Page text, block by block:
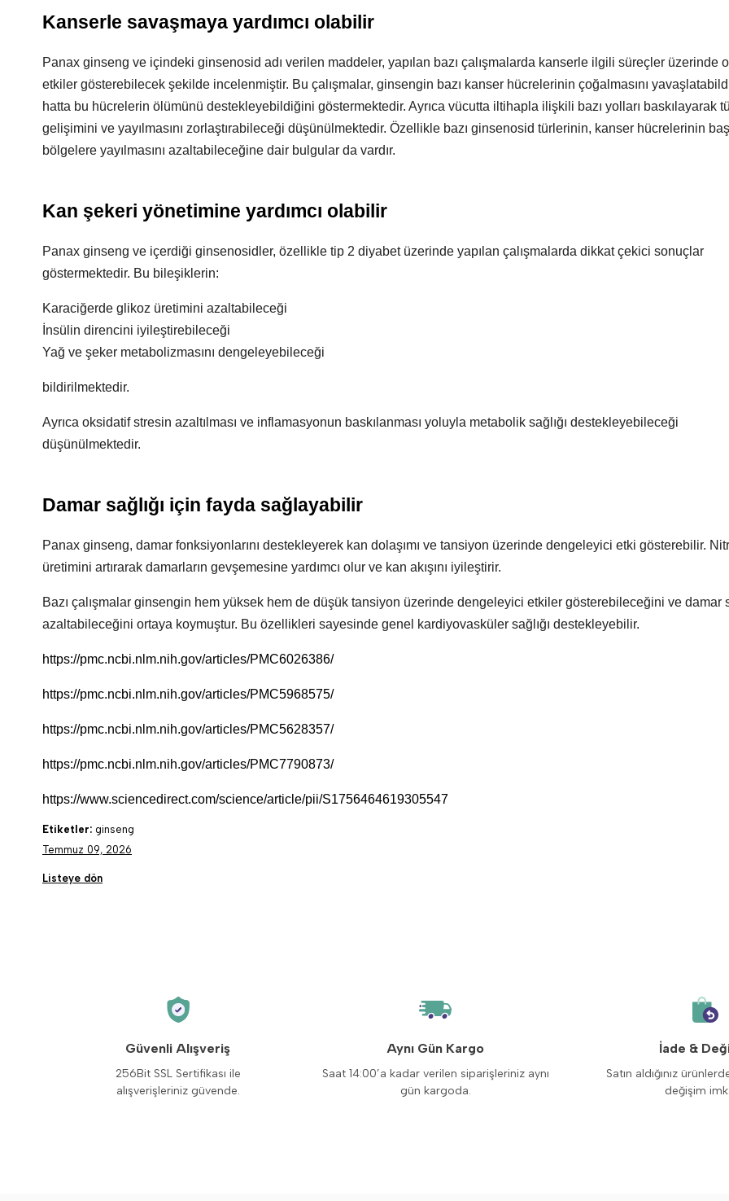
Kanserle savaşmaya yardımcı olabilir
Panax ginseng ve içindeki ginsenosid adı verilen maddeler, yapılan bazı çalışmalarda kanserle ilgili süreçler üzerinde
etkiler gösterebilecek şekilde incelenmiştir. Bu çalışmalar, ginsengin bazı kanser hücrelerinin çoğalmasını
hatta bu hücrelerin ölümünü destekleyebildiğini göstermektedir. Ayrıca vücutta iltihapla ilişkili bazı yolları baskılayarak
gelişimini ve yayılmasını zorlaştırabileceği düşünülmektedir. Özellikle bazı ginsenosid türlerinin, kanser hücrelerinin
bölgelere yayılmasını azaltabileceğine dair bulgular da vardır.
Kan şekeri yönetimine yardımcı olabilir
Panax ginseng ve içerdiği ginsenosidler, özellikle tip 2 diyabet üzerinde yapılan çalışmalarda dikkat çekici sonuçlar
göstermektedir. Bu bileşiklerin:
Karaciğerde glikoz üretimini azaltabileceği
İnsülin direncini iyileştirebileceği
Yağ ve şeker metabolizmasını dengeleyebileceği
bildirilmektedir.
Ayrıca oksidatif stresin azaltılması ve inflamasyonun baskılanması yoluyla metabolik sağlığı destekleyebileceği
düşünülmektedir.
Damar sağlığı için fayda sağlayabilir
Panax ginseng, damar fonksiyonlarını destekleyerek kan dolaşımı ve tansiyon üzerinde dengeleyici etki gösterebilir.
üretimini artırarak damarların gevşemesine yardımcı olur ve kan akışını iyileştirir.
Bazı çalışmalar ginsengin hem yüksek hem de düşük tansiyon üzerinde dengeleyici etkiler gösterebileceğini ve damar
azaltabileceğini ortaya koymuştur. Bu özellikleri sayesinde genel kardiyovasküler sağlığı destekleyebilir.
https://pmc.ncbi.nlm.nih.gov/articles/PMC6026386/
https://pmc.ncbi.nlm.nih.gov/articles/PMC5968575/
https://pmc.ncbi.nlm.nih.gov/articles/PMC5628357/
https://pmc.ncbi.nlm.nih.gov/articles/PMC7790873/
https://www.sciencedirect.com/science/article/pii/S1756464619305547
Etiketler: ginseng
Temmuz 09, 2026
Listeye dön
Güvenli Alışveriş
256Bit SSL Sertifikası ile
alışverişleriniz güvende.
Aynı Gün Kargo
Saat 14:00’a kadar verilen siparişleriniz aynı
gün kargoda.
İade &
Satın aldığınız
değişim